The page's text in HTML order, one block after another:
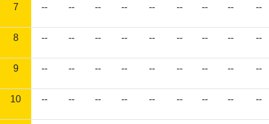
7 -- -- -- -- -- -- -- -- --
8 -- -- -- -- -- -- -- -- --
9 -- -- -- -- -- -- -- -- --
10 -- -- -- -- -- -- -- -- --